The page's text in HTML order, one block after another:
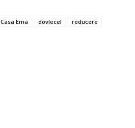
Casa Ema dovlecel reducere